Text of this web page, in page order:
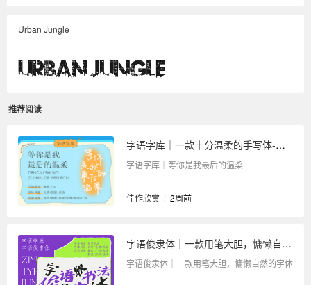
Urban Jungle
推荐阅读
字语字库｜一款十分温柔的手写体-等你是我最后的温柔
字语字库｜等你是我最后的温柔
佳作欣赏 2周前
字语俊隶体｜一款用笔大胆，慵懒自然的字体
字语俊隶体｜一款用笔大胆，慵懒自然的字体